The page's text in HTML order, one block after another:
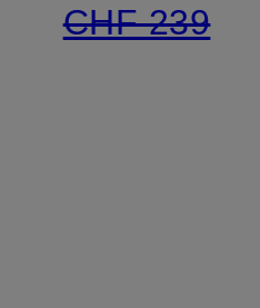
CHF 239